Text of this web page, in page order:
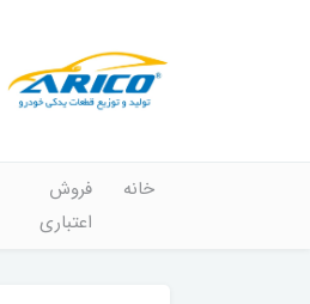
خانه
فروش
اعتباری